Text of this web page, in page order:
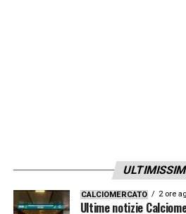
Anche fare cinquanta
pullman era infattibile. È
CALCIOMERCATO 2 ore
Ultime notizie